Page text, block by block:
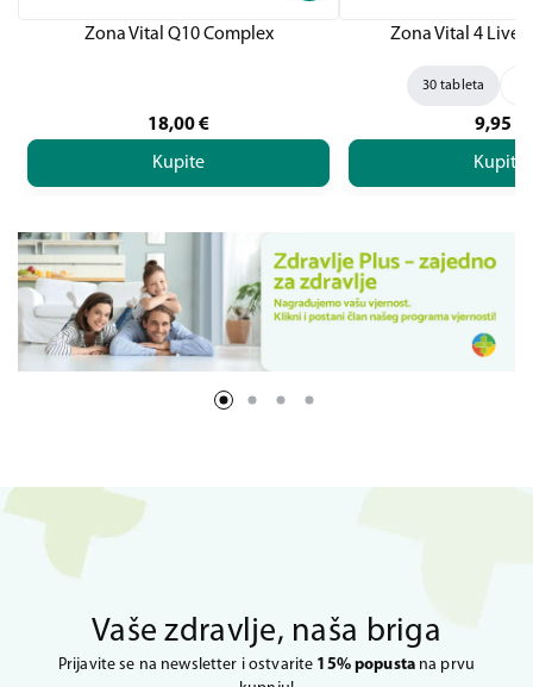
Zona Vital Q10 Complex
18,00€
Kupite
Zona Vital 4
30 tableta
9,95
Kupite
Vaše zdravlje, naša briga
Prijavite se na newsletter i ostvarite 15% popustana prvu